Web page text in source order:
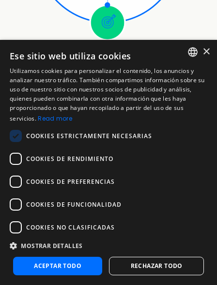
Desventajas de las
pruebas
psicométricas
Aunque laspruebas psicométricas laborales
ofrecen grandes beneficios, es importante considerar
también sus posibles limitaciones para aplicarlas de
Aspectos a tener en cuenta
evaluación psicométrica efectiva complementa
el proceso de selección, pero no reemplaza
entrevistas, referencias o la revisión del historial
ENGLISH
SPANISH
×
Ese sitio web utiliza cookies
Utilizamos cookies para personalizar el contenido, los anuncios y
analizar nuestro tráfico. También compartimos información sobre su
uso de nuestro sitio con nuestros socios de publicidad y análisis,
quienes pueden combinarla con otra información que les haya
proporcionado o que hayan recopilado a partir del uso de sus
servicios.Read more
COOKIES ESTRICTAMENTE NECESARIAS
COOKIES DE RENDIMIENTO
COOKIES DE PREFERENCIAS
COOKIES DE FUNCIONALIDAD
COOKIES NO CLASIFICADAS
MOSTRAR DETALLES
ACEPTAR TODO RECHAZAR TODO